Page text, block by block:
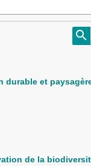
durable et
de la